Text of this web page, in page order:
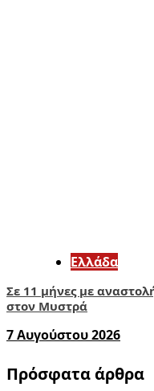
Ελλάδα
Σε 11 μήνες με
στον Μυστρά
7 Αυγούστου 2026
Πρόσφατα άρθρα